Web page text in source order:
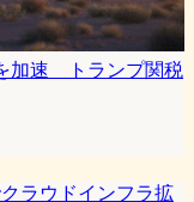
加速 トランプ関税
ラウドインフラ拡